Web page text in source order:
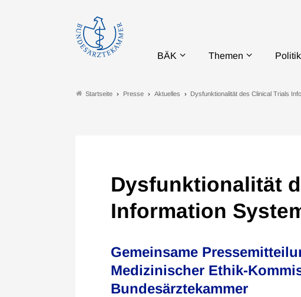
BÄK Themen Politik
Startseite Presse Aktuelles Dysfunktionalität des Clinical Trials
Dysfunktionalität
Information
Gemeinsame
Medizinischer Ethik-
Bundesärztekammer